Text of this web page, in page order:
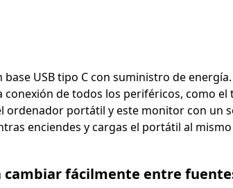
USB tipo C con suministro de
de todos los periféricos, como el
portátil y este monitor con un
enciendes y cargas el portátil al
cambiar fácilmente entre